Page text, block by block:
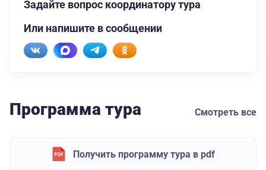
Задайте вопрос координатору тура
Или напишите в сообщении
Программа тура Смотреть все
Получить программу тура в pdf